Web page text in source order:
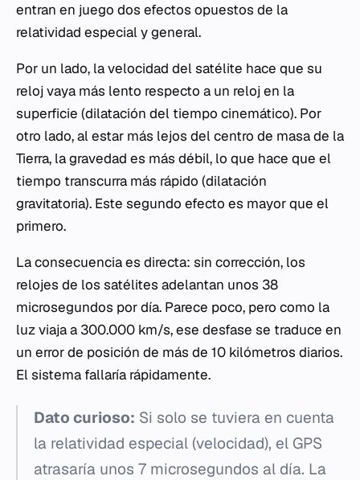
entran en juego dos efectos opuestos de la
relatividad especial y general.
Por un lado, la velocidad del satélite hace que su
reloj vaya más lento respecto a un reloj en la
superficie (dilatación del tiempo cinemático). Por
otro lado, al estar más lejos del centro de masa de la
Tierra, la gravedad es más débil, lo que hace que el
tiempo transcurra más rápido (dilatación
gravitatoria). Este segundo efecto es mayor que el
primero.
La consecuencia es directa: sin corrección, los
relojes de los satélites adelantan unos 38
microsegundos por día. Parece poco, pero como la
luz viaja a 300.000 km/s, ese desfase se traduce en
un error de posición de más de 10 kilómetros diarios.
El sistema fallaría rápidamente.
Dato curioso: Si solo se tuviera en cuenta
la relatividad especial (velocidad), el GPS
atrasaría unos 7 microsegundos al día. La